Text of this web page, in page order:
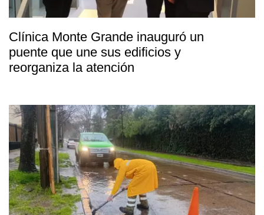
Clínica Monte Grande inauguró un
puente que une sus edificios y
reorganiza la atención